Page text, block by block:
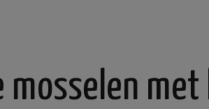
mosselen